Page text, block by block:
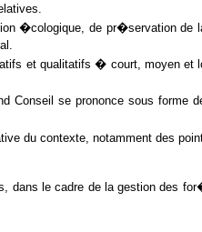
�cologique, de pr�servation
et qualitatifs � court, moyen
Conseil se prononce sous
du contexte, notamment des
le cadre de la gestion des